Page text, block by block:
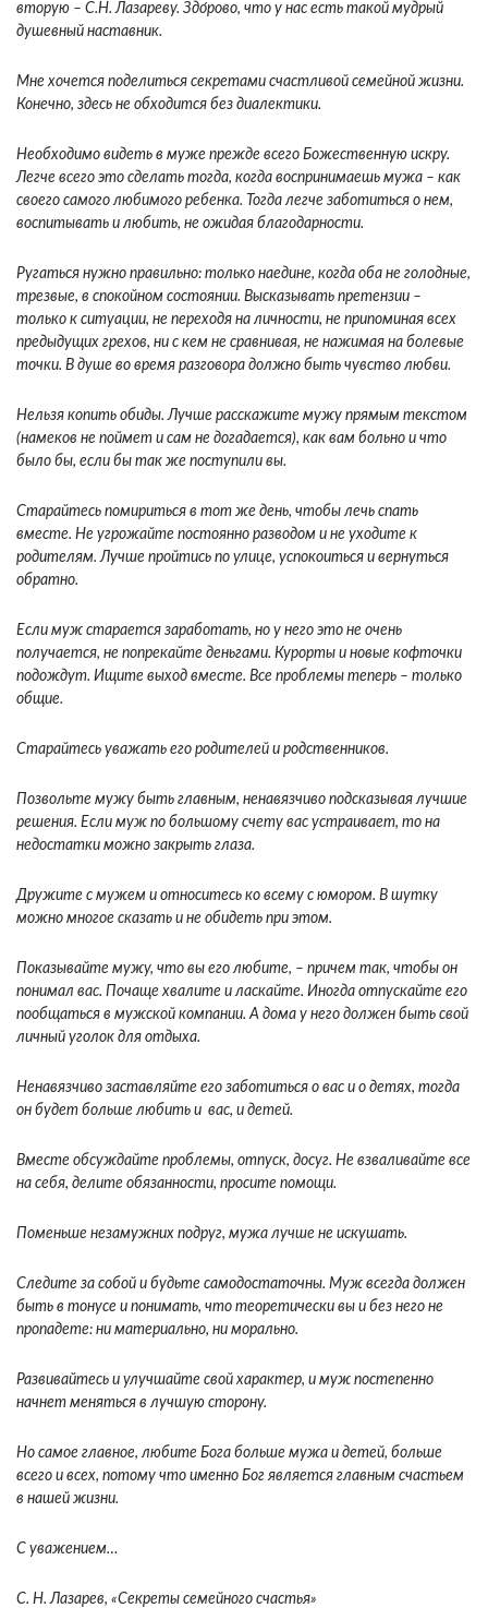
вторую – С.Н. Лазареву. Здо́рово, что у нас есть такой мудрый
душевный наставник.
Мне хочется поделиться секретами счастливой семейной жизни.
Конечно, здесь не обходится без диалектики.
Необходимо видеть в муже прежде всего Божественную искру.
Легче всего это сделать тогда, когда воспринимаешь мужа – как
своего самого любимого ребенка. Тогда легче заботиться о нем,
воспитывать и любить, не ожидая благодарности.
Ругаться нужно правильно: только наедине, когда оба не голодные,
трезвые, в спокойном состоянии. Высказывать претензии –
только к ситуации, не переходя на личности, не припоминая всех
предыдущих грехов, ни с кем не сравнивая, не нажимая на болевые
точки. В душе во время разговора должно быть чувство любви.
Нельзя копить обиды. Лучше расскажите мужу прямым текстом
(намеков не поймет и сам не догадается), как вам больно и что
было бы, если бы так же поступили вы.
Старайтесь помириться в тот же день, чтобы лечь спать
вместе. Не угрожайте постоянно разводом и не уходите к
родителям. Лучше пройтись по улице, успокоиться и вернуться
обратно.
Если муж старается заработать, но у него это не очень
получается, не попрекайте деньгами. Курорты и новые кофточки
подождут. Ищите выход вместе. Все проблемы теперь – только
общие.
Старайтесь уважать его родителей и родственников.
Позвольте мужу быть главным, ненавязчиво подсказывая лучшие
решения. Если муж по большому счету вас устраивает, то на
недостатки можно закрыть глаза.
Дружите с мужем и относитесь ко всему с юмором. В шутку
можно многое сказать и не обидеть при этом.
Показывайте мужу, что вы его любите, – причем так, чтобы он
понимал вас. Почаще хвалите и ласкайте. Иногда отпускайте его
пообщаться в мужской компании. А дома у него должен быть свой
личный уголок для отдыха.
Ненавязчиво заставляйте его заботиться о вас и о детях, тогда
он будет больше любить и вас, и детей.
Вместе обсуждайте проблемы, отпуск, досуг. Не взваливайте все
на себя, делите обязанности, просите помощи.
Поменьше незамужних подруг, мужа лучше не искушать.
Следите за собой и будьте самодостаточны. Муж всегда должен
быть в тонусе и понимать, что теоретически вы и без него не
пропадете: ни материально, ни морально.
Развивайтесь и улучшайте свой характер, и муж постепенно
начнет меняться в лучшую сторону.
Но самое главное, любите Бога больше мужа и детей, больше
всего и всех, потому что именно Бог является главным счастьем
в нашей жизни.
С уважением…
С. Н. Лазарев, «Секреты семейного счастья»